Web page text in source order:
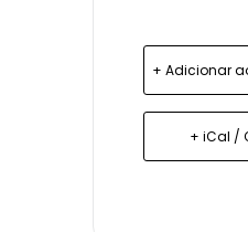
+ Adicionar
+ iCal /